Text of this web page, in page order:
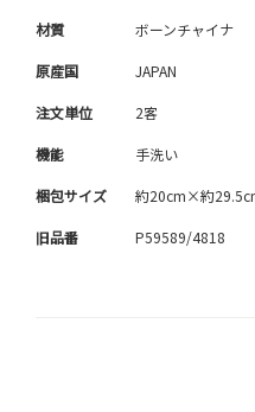
材質 ボーンチャイナ
原産国 JAPAN
注文単位 2客
機能 手洗い
梱包サイズ 約20cm×約
旧品番 P59589/4818